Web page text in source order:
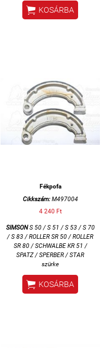
 KOSÁRBA
Fékpofa
Cikkszám:M497004
4 240 Ft
SIMSONS 50 / S 51 / S 53 / S 70
/ S 83 / ROLLER SR 50 / ROLLER
SR 80 / SCHWALBE KR 51 /
SPATZ / SPERBER / STAR
szürke
 KOSÁRBA